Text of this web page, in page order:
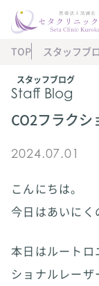
スタッフブログ
Staff Blog
TOP スタッフブ
CO2フラク
2024.07.01
こんにちは。
今日はあいにく
本日はルートロ
ショナルレーザ